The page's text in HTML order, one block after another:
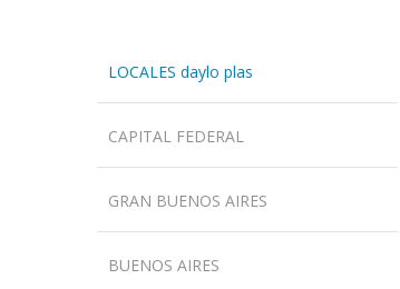
LOCALES daylo plas
CAPITAL FEDERAL
GRAN BUENOS AIRES
BUENOS AIRES